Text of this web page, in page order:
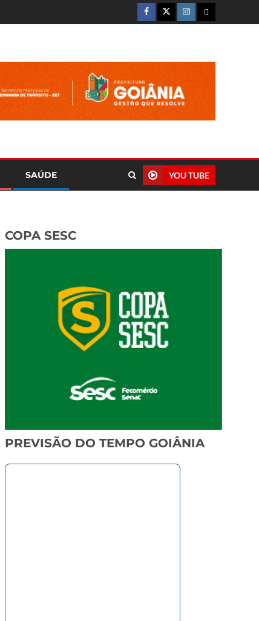
SAÚDE YOU TUBE
COPA SESC
PREVISÃO DO TEMPO GOIÂNIA